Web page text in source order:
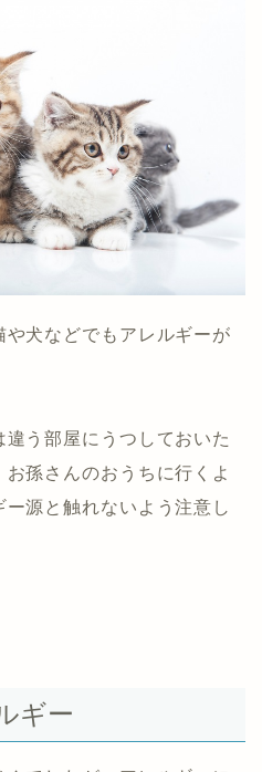
犬などでもアレルギーが
う部屋にうつしておいた
孫さんのおうちに行くよ
源と触れないよう注意し
ギー